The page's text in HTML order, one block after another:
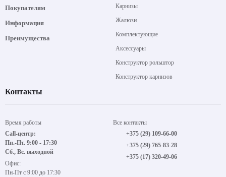
Покупателям
Информация
Преимущества
Карнизы
Жалюзи
Комплектующие
Аксессуары
Конструктор рольштор
Конструктор карнизов
Контакты
Время работы
Call-центр:
Пн.-Пт. 9:00 - 17:30
Сб., Вс. выходной
Офис:
Пн-Пт с 9:00 до 17:30
Все контакты
+375 (29) 109-66-00
+375 (29) 765-83-28
+375 (17) 320-49-06